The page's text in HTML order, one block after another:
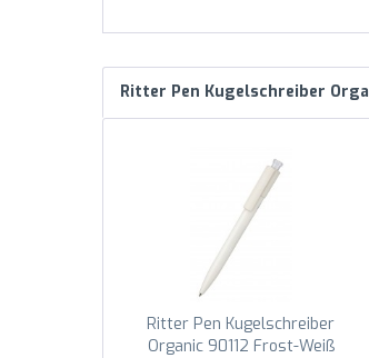
Ritter Pen Kugelschreiber
Ritter Pen Kugelschreiber
Organic 90112 Frost-Weiß